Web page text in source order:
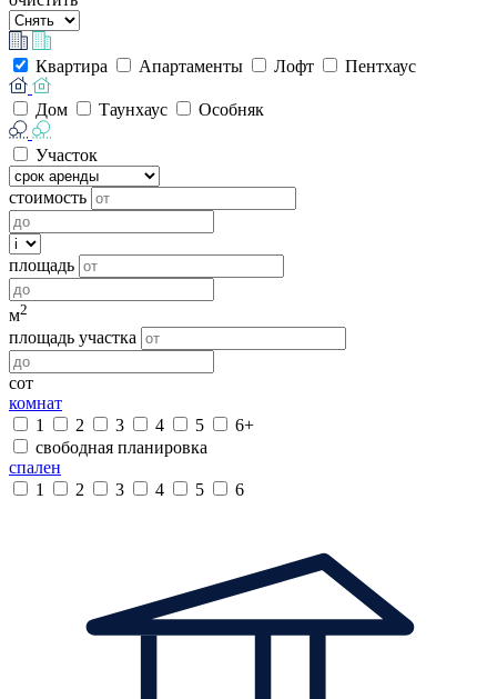
Квартира Апартаменты Лофт Пентхаус
Дом Таунхаус Особняк
Участок
стоимость
площадь
м2
площадь участка
сот
комнат
1
2 3 4 5
6+
свободная планировка
спален
1
2 3 4 5 6